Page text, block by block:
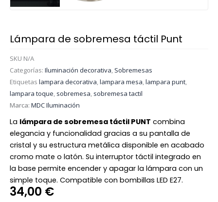
Lámpara de sobremesa táctil Punt
SKU N/A
Categorías: Iluminación decorativa, Sobremesas
Etiquetas lampara decorativa,lampara mesa,lampara punt,
lampara toque, sobremesa, sobremesa tactil
Marca: MDC Iluminación
La lámpara de sobremesa táctil PUNT combina
elegancia y funcionalidad gracias a su pantalla de
cristal y su estructura metálica disponible en acabado
cromo mate o latón. Su interruptor táctil integrado en
la base permite encender y apagar la lámpara con un
simple toque. Compatible con bombillas LED E27.
34,00 €